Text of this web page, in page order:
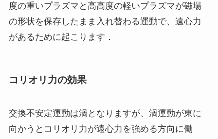
度の重いプラズマと高高度の軽いプラズマが磁場
の形状を保存したまま入れ替わる運動で、遠心力
があるために起こります．
コリオリ力の効果
交換不安定運動は渦となりますが、渦運動が東に
向かうとコリオリ力が遠心力を強める方向に働